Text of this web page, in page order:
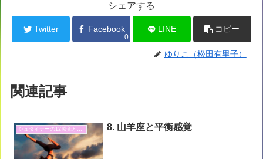
シェアする
Twitter Facebook
0
LINE コピー
ゆりこ（松田有里子）
関連記事
シュタイナーの12感覚と12星座 8. 山羊座と平衡感覚